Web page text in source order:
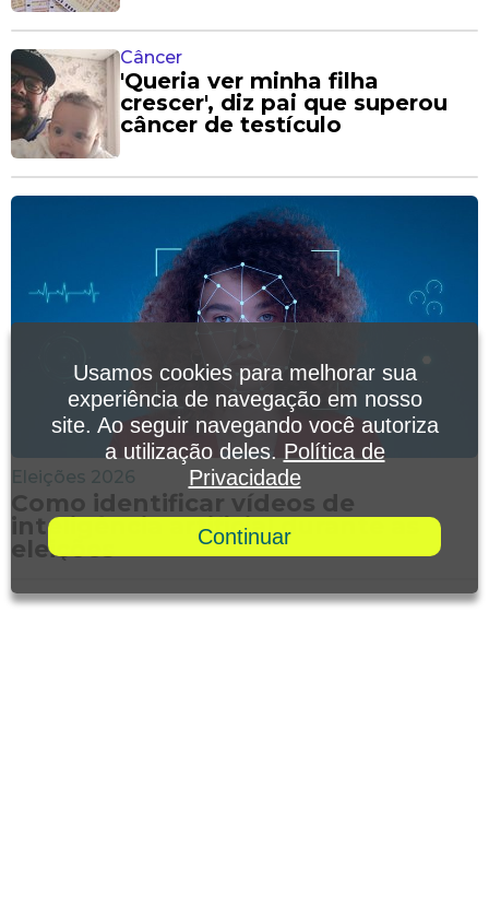
Câncer
'Queria ver minha filha
crescer', diz pai que superou
câncer de testículo
Eleições 2026
Como identificar vídeos de
inteligência artificial durante as
eleições
Usamos cookies para melhorar sua
experiência de navegação em nosso
site. Ao seguir navegando você autoriza
a utilização deles. Política de
Privacidade
Continuar